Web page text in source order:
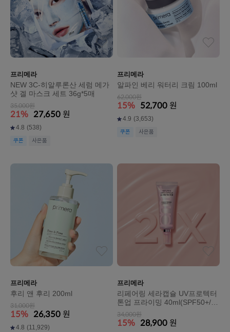
프리메라
NEW 3C-히알루론산 세럼 메가
샷 겔 마스크 세트 36g*5매
35,000원
21% 27,650 원
4.8 (538)
쿠폰 사은품
프리메라
알파인 베리 워터리 크림 100ml
62,000원
15% 52,700 원
4.9 (3,653)
쿠폰 사은품
프리메라
후리 앤 후리 200ml
31,000원
15% 26,350 원
4.8 (11,929)
프리메라
리페어링 세라캡슐 UV프로텍터
톤업 프라이밍 40ml(SPF50+/PA
++++)
34,000원
15% 28,900 원